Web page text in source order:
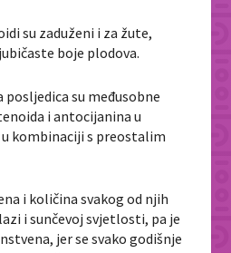
su zaduženi i za žute,
boje plodova.
su međusobne
i antocijanina u
kombinaciji s preostalim
i količina svakog od njih
i sunčevoj svjetlosti, pa je
jer se svako godišnje